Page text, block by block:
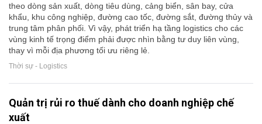
theo dòng sản xuất, dòng tiêu dùng, cảng biển, sân bay, cửa
khẩu, khu công nghiệp, đường cao tốc, đường sắt, đường thủy và
trung tâm phân phối. Vì vậy, phát triển hạ tầng logistics cho các
vùng kinh tế trọng điểm phải được nhìn bằng tư duy liên vùng,
thay vì mỗi địa phương tối ưu riêng lẻ.
Thời sự - Logistics
Quản trị rủi ro thuế dành cho doanh nghiệp chế
xuất